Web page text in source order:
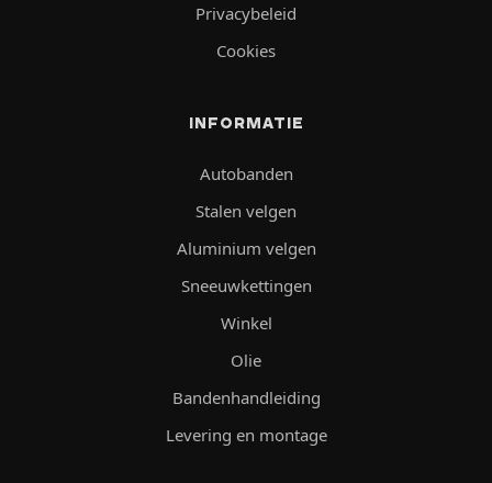
Privacybeleid
Cookies
INFORMATIE
Autobanden
Stalen velgen
Aluminium velgen
Sneeuwkettingen
Winkel
Olie
Bandenhandleiding
Levering en montage